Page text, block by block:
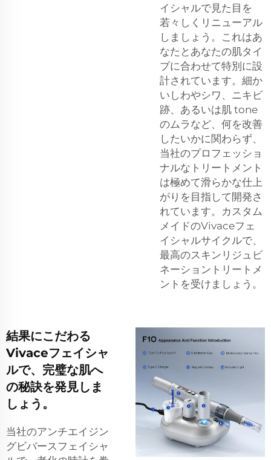
イシャルで見た目を
若々しくリニューアル
しましょう。これはあ
なたとあなたの肌タイ
プに合わせて特別に設
計されています。細か
いしわやシワ、ニキビ
跡、あるいは肌 tone
のムラなど、何を改善
したいかに関わらず、
当社のプロフェッショ
ナルなトリートメント
は極めて滑らかな仕上
がりを目指して開発さ
れています。カスタム
メイドのVivaceフェ
イシャルサイクルで、
最高のスキンリジュビ
ネーショントリートメ
ントを受けましょう。
結果にこだわる
Vivaceフェイシャ
ルで、完璧な肌へ
の秘訣を発見しま
しょう。
当社のアンチエイジン
グビバースフェイシャ